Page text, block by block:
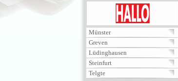
Münster
Greven
Lüdinghausen
Steinfurt
Telgte